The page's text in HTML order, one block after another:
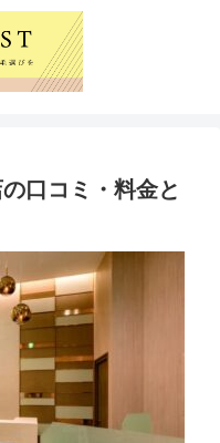
口コミ・料金と